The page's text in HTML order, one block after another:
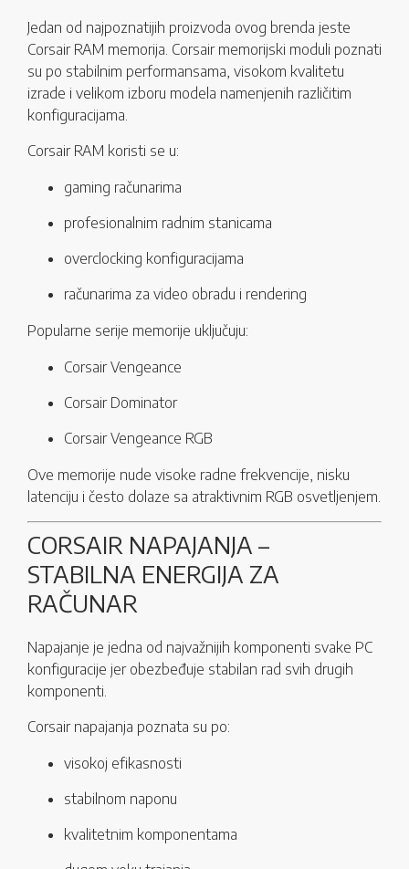
Jedan od najpoznatijih proizvoda ovog brenda jeste
Corsair RAM memorija. Corsair memorijski moduli poznati
su po stabilnim performansama, visokom kvalitetu
izrade i velikom izboru modela namenjenih različitim
konfiguracijama.
Corsair RAM koristi se u:
gaming računarima
profesionalnim radnim stanicama
overclocking konfiguracijama
računarima za video obradu i rendering
Popularne serije memorije uključuju:
Corsair Vengeance
Corsair Dominator
Corsair Vengeance RGB
Ove memorije nude visoke radne frekvencije, nisku
latenciju i često dolaze sa atraktivnim RGB osvetljenjem.
CORSAIR NAPAJANJA –
STABILNA ENERGIJA ZA
RAČUNAR
Napajanje je jedna od najvažnijih komponenti svake PC
konfiguracije jer obezbeđuje stabilan rad svih drugih
komponenti.
Corsair napajanja poznata su po:
visokoj efikasnosti
stabilnom naponu
kvalitetnim komponentama